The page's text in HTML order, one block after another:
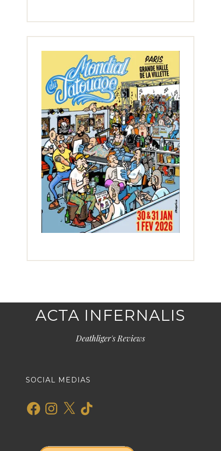
ACTA INFERNALIS
Deathliger's Reviews
SOCIAL MEDIAS
FacebookInstagram
X TikTok